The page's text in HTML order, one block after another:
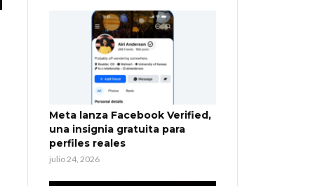
Meta lanza Facebook Verified,
una insignia gratuita para
perfiles reales
julio 24, 2026